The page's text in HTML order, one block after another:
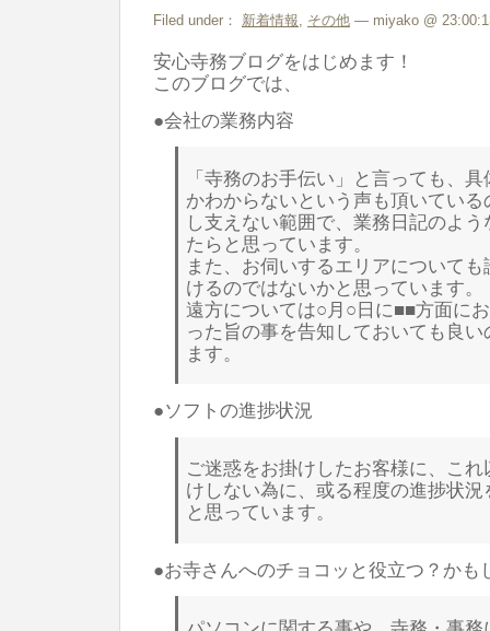
Filed under： 新着情報, その他 — miyako @
安心寺務ブログをはじめます！
このブログでは、
●会社の業務内容
「寺務のお手伝い」と言っても、
かわからないという声も頂いてい
し支えない範囲で、業務日記のよ
たらと思っています。
また、お伺いするエリアについて
けるのではないかと思っています。
遠方については○月○日に■■方面に
った旨の事を告知しておいても良
ます。
●ソフトの進捗状況
ご迷惑をお掛けしたお客様に、こ
けしない為に、或る程度の進捗状
と思っています。
●お寺さんへのチョコッと役立つ？かも